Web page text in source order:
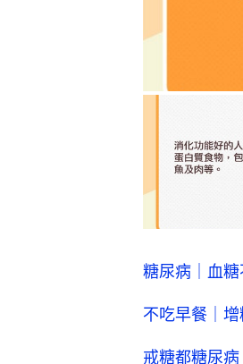
糖尿病｜血
不吃早餐｜
戒糖都糖尿